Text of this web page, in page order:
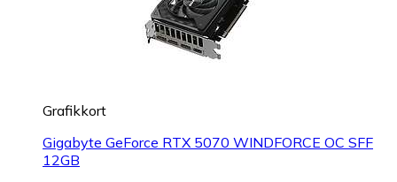
Grafikkort
Gigabyte GeForce RTX 5070 WINDFORCE OC SFF
12GB